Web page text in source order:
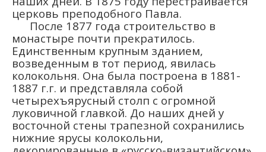
церковь преподобного Павла.
После 1877 года строительство в
монастыре почти прекратилось.
Единственным крупным зданием,
возведенным в тот период, явилась
колокольня. Она была построена в 1881-
1887 г.г. и представляла собой
четырехъярусный столп с огромной
луковичной главкой. До наших дней у
восточной стены трапезной сохранились
нижние ярусы колокольни,